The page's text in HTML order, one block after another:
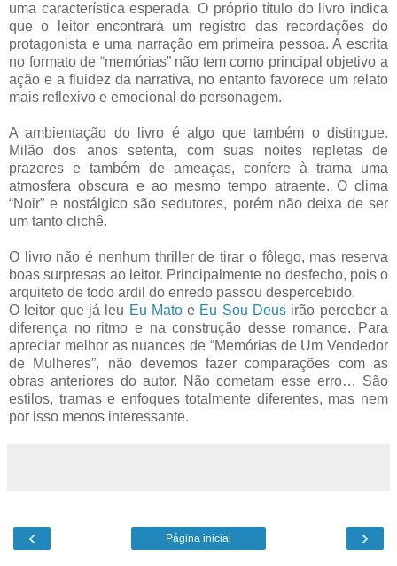
uma característica esperada. O próprio título do livro indica
que o leitor encontrará um registro das recordações do
protagonista e uma narração em primeira pessoa. A escrita
no formato de “memórias” não tem como principal objetivo a
ação e a fluidez da narrativa, no entanto favorece um relato
mais reflexivo e emocional do personagem.
A ambientação do livro é algo que também o distingue.
Milão dos anos setenta, com suas noites repletas de
prazeres e também de ameaças, confere à trama uma
atmosfera obscura e ao mesmo tempo atraente. O clima
“Noir” e nostálgico são sedutores, porém não deixa de ser
um tanto clichê.
O livro não é nenhum thriller de tirar o fôlego, mas reserva
boas surpresas ao leitor. Principalmente no desfecho, pois o
arquiteto de todo ardil do enredo passou despercebido.
O leitor que já leu Eu Matoe Eu Sou Deus irão perceber a
diferença no ritmo e na construção desse romance. Para
apreciar melhor as nuances de “Memórias de Um Vendedor
de Mulheres”, não devemos fazer comparações com as
obras anteriores do autor. Não cometam esse erro… São
estilos, tramas e enfoques totalmente diferentes, mas nem
por isso menos interessante.
‹ ›
Página inicial